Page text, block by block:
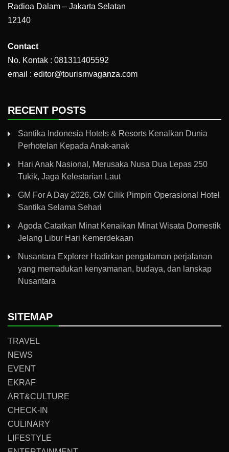
Radioa Dalam – Jakarta Selatan
12140
Contact
No. Kontak : 081311405592
email : editor@tourismvaganza.com
RECENT POSTS
Santika Indonesia Hotels & Resorts Kenalkan Dunia
Perhotelan Kepada Anak-anak
Hari Anak Nasional, Merusaka Nusa Dua Lepas 250
Tukik, Jaga Kelestarian Laut
GM For A Day 2026, GM Cilik Pimpin Operasional Hotel
Santika Selama Sehari
Agoda Catatkan Minat Kenaikan Minat Wisata Domestik
Jelang Libur Hari Kemerdekaan
Nusantara Explorer Hadirkan pengalaman perjalanan
yang memadukan kenyamanan, budaya, dan lanskap
Nusantara
SITEMAP
TRAVEL
NEWS
EVENT
EKRAF
ART&CULTURE
CHECK-IN
CULINARY
LIFESTYLE